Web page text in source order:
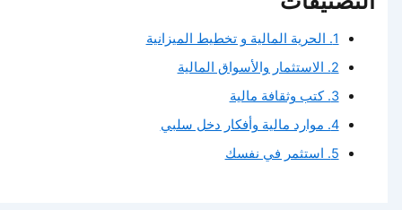
2. الاستثمار والأسواق المالية
3. كتب وثقافة مالية
4. موارد مالية وأفكار دخل سلبي
5. استثمر في نفسك